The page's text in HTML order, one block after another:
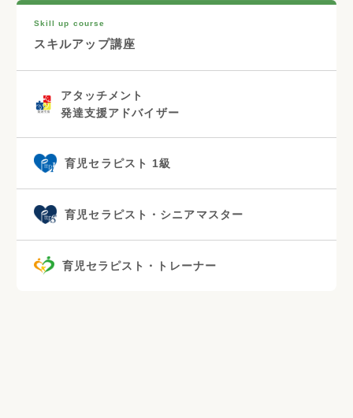
Skill up course
スキルアップ講座
アタッチメント
発達支援アドバイザー
育児セラピスト 1級
育児セラピスト・シニアマスター
育児セラピスト・トレーナー